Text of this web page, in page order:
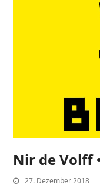
Nir de Volff
27. Dezember 2018